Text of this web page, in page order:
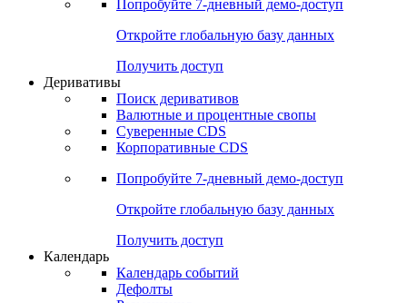
Поиск Mutual Funds
Попробуйте7-дневный
Откройте глобальную базу данных
Получить доступ
Деривативы
Валютные и процентные свопы
Корпоративные CDS
Попробуйте7-дневный
Откройте глобальную базу данных